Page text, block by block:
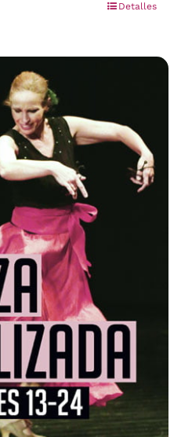
Detalles